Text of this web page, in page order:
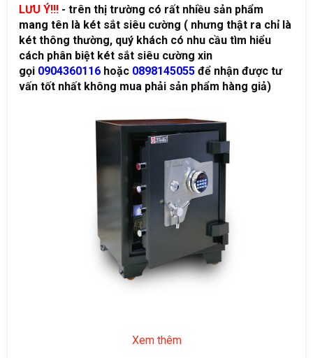
LƯU Ý!!! - trên thị trường có rất nhiều sản phẩm
mang tên là két sắt siêu cường ( nhưng thật ra chỉ là
két thông thường, quý khách có nhu cầu tìm hiểu
cách phân biệt két sắt siêu cường xin
gọi 0904360116 hoặc 0898145055 để nhận được tư
vấn tốt nhất không mua phải sản phẩm hàng giả)
Xem thêm